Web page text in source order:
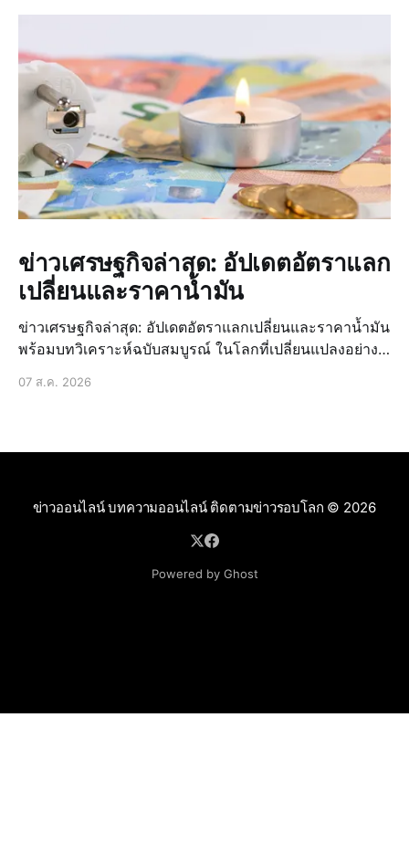
ข่าวเศรษฐกิจล่าสุด: อัปเดตอัตราแลก
เปลี่ยนและราคาน้ำมัน
ข่าวเศรษฐกิจล่าสุด: อัปเดตอัตราแลกเปลี่ยนและราคาน้ำมัน
พร้อมบทวิเคราะห์ฉบับสมบูรณ์ ในโลกที่เปลี่ยนแปลงอย่าง
07 ส.ค. 2026
ข่าวออนไลน์ บทความออนไลน์ ติดตามข่าวรอบโลก © 2026
Powered by Ghost